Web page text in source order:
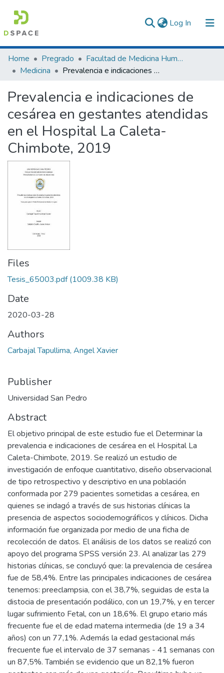
Log In (current)
Communities & Collections
All of DSpace
Statistics
Home Pregrado
Facultad de Medicina Humana
Medicina
Prevalencia e indicaciones de cesárea en gestantes atendidas en el Hospital La Caleta-Chimbote, 2019
Prevalencia e indicaciones de
cesárea en gestantes atendidas
en el Hospital La Caleta-
Chimbote, 2019
Files
Tesis_65003.pdf(1009.38 KB)
Date
2020-03-28
Authors
Carbajal Tapullima, Angel Xavier
Publisher
Universidad San Pedro
Abstract
El objetivo principal de este estudio fue el Determinar la
prevalencia e indicaciones de cesárea en el Hospital La
Caleta-Chimbote, 2019. Se realizó un estudio de
investigación de enfoque cuantitativo, diseño observacional
de tipo retrospectivo y descriptivo en una población
conformada por 279 pacientes sometidas a cesárea, en
quienes se indagó a través de sus historias clínicas la
presencia de aspectos sociodemográficos y clínicos. Dicha
información fue organizada por medio de una ficha de
recolección de datos. El análisis de los datos se realizó con
apoyo del programa SPSS versión 23. Al analizar las 279
historias clínicas, se concluyó que: la prevalencia de cesárea
fue de 58,4%. Entre las principales indicaciones de cesárea
tenemos: preeclampsia, con el 38,7%, seguidas de esta la
distocia de presentación podálico, con un 19,7%, y en tercer
lugar sufrimiento Fetal, con un 18,6%. El grupo etario más
frecuente fue el de edad materna intermedia (de 19 a 34
años) con un 77,1%. Además la edad gestacional más
frecuente fue el intervalo de 37 semanas - 41 semanas con
un 87,5%. También se evidencio que un 82,1% fueron